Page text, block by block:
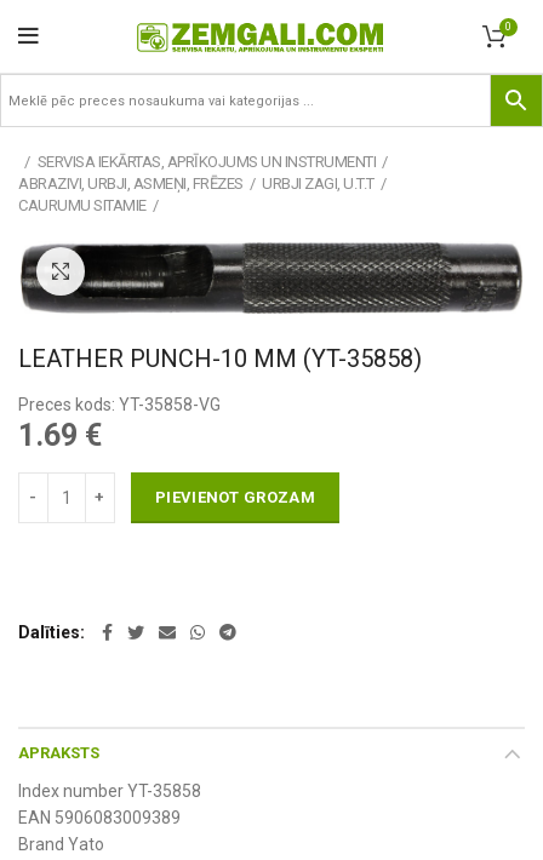
0
SERVISA IEKĀRTAS, APRĪKOJUMS UN INSTRUMENTI
ABRAZIVI, URBJI, ASMEŅI, FRĒZES
URBJI ZAGI, U.T.T
CAURUMU SITAMIE
Pietuvināt
LEATHER PUNCH-10 MM (YT-35858)
Preces kods: YT-35858-VG
1.69 €
PIEVIENOT GROZAM
Dalīties
APRAKSTS
Index number YT-35858
EAN 5906083009389
Brand Yato